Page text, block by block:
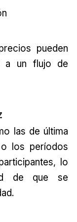
pueden
a un flujo de
las de última
los períodos
lo
de que se